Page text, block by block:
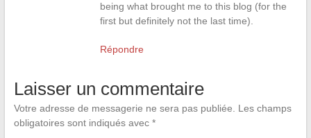
being what brought me to this blog (for the
first but definitely not the last time).
Répondre
Laisser un commentaire
Votre adresse de messagerie ne sera pas publiée.
Les champs
obligatoires sont indiqués avec *